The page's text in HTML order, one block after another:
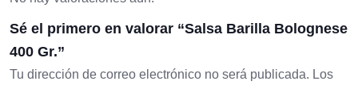
Sé el primero en valorar “Salsa Barilla Bolognese
400 Gr.”
Tu dirección de correo electrónico no será publicada. Los